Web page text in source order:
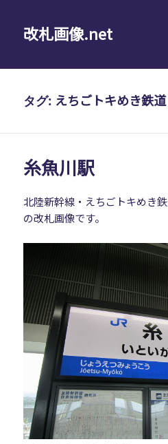
改札画像.net
タグ: えちごトキめき鉄道
糸魚川駅
北陸新幹線・えちごトキめき
の改札画像です。